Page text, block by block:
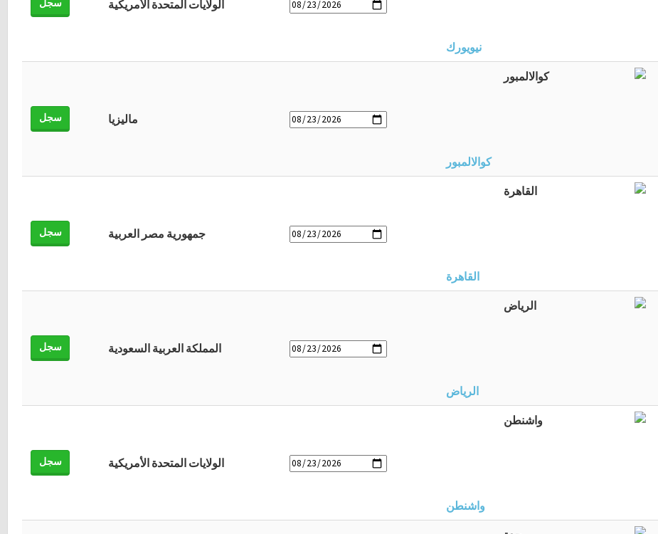
نيويورك
الولايات المتحدة الأمريكية سجل
كوالالمبور
ماليزيا سجل
القاهرة
جمهورية مصر العربية سجل
الرياض
المملكة العربية السعودية سجل
واشنطن
الولايات المتحدة الأمريكية سجل